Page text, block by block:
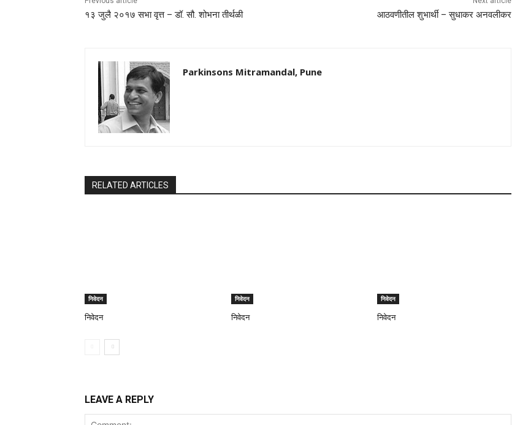
१३ जुलै २०१७ सभा वृत्त – डॉ. सौ. शोभना तीर्थळी आठवणीतील शुभार्थी – सुधाकर अनवलीकर
Parkinsons Mitramandal, Pune
RELATED ARTICLES
निवेदन
निवेदन
निवेदन
निवेदन
निवेदन
निवेदन
LEAVE A REPLY